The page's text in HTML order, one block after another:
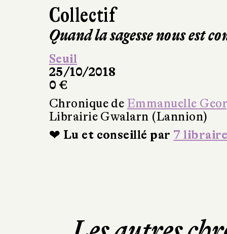
Collectif
Quand la sagesse nous est
Seuil
25/10/2018
0 €
Chronique de Emmanuelle
Librairie Gwalarn (Lannion)
❤ Lu et conseillé par 7